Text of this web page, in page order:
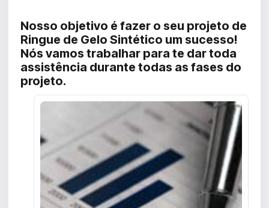
Nosso objetivo é fazer o seu projeto de
Ringue de Gelo Sintético um sucesso!
Nós vamos trabalhar para te dar toda
assistência durante todas as fases do
projeto.